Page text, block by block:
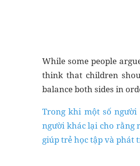
While some people
think that children
balance both sides in
Trong khi một số
người khác lại cho rằng
giúp trẻ học tập và phát